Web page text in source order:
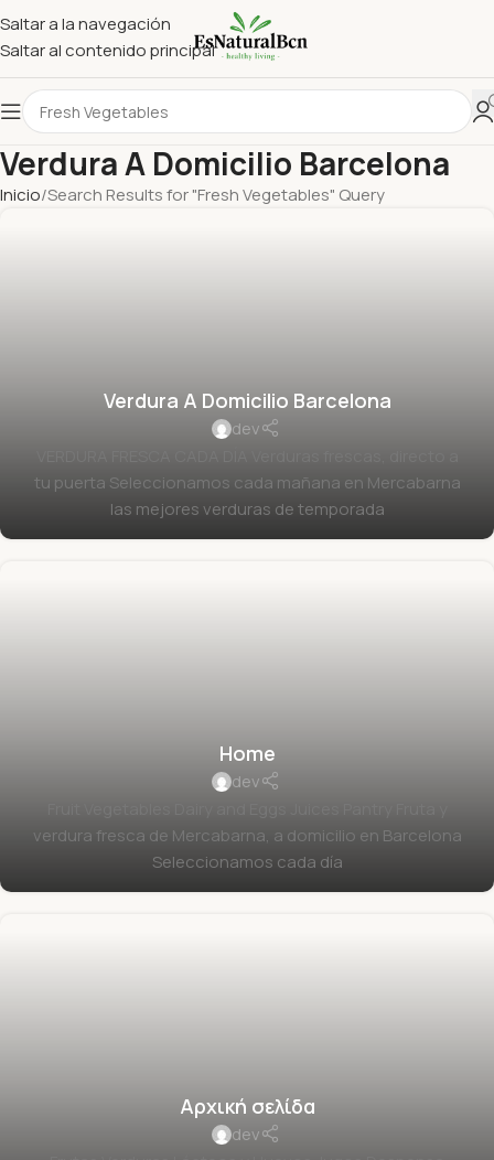
Saltar a la navegación
Saltar al contenido principal
Verdura A Domicilio Barcelona
Inicio Search Results for "Fresh Vegetables" Query
Verdura A Domicilio Barcelona
dev
tu puerta Seleccionamos cada mañana en Mercabarna
las mejores verduras de temporada
Home
dev
verdura fresca de Mercabarna, a domicilio en Barcelona
Seleccionamos cada día
Αρχική σελίδα
dev